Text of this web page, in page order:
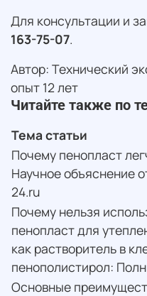
Для консультации и
163-75-07.
Автор: Технический
опыт 12 лет
Читайте также по
Тема статьи
Почему пенопласт
Научное объяснение
24.ru
Почему нельзя
пенопласт для
как растворитель в
пенополистирол:
Основные